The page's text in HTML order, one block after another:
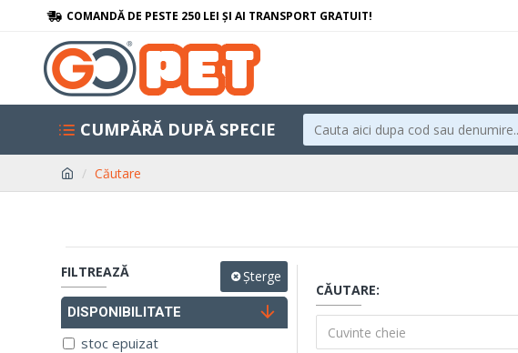
COMANDĂ DE PESTE 250 LEI ȘI AI TRANSPORT GRATUIT!
CUMPĂRĂ DUPĂ SPECIE
Căutare
FILTREAZĂ Șterge
DISPONIBILITATE
stoc epuizat
CĂUTARE: